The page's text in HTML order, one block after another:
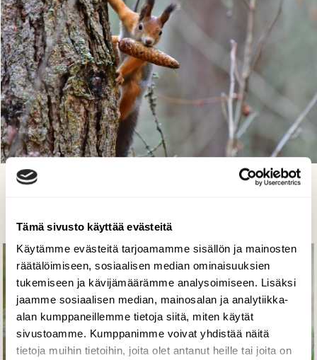
Tämä sivusto käyttää evästeitä
Käytämme evästeitä tarjoamamme sisällön ja mainosten
räätälöimiseen, sosiaalisen median ominaisuuksien
tukemiseen ja kävijämäärämme analysoimiseen. Lisäksi
jaamme sosiaalisen median, mainosalan ja analytiikka-
alan kumppaneillemme tietoja siitä, miten käytät
sivustoamme. Kumppanimme voivat yhdistää näitä
tietoja muihin tietoihin, joita olet antanut heille tai joita on
Orava syksyn puuhissa